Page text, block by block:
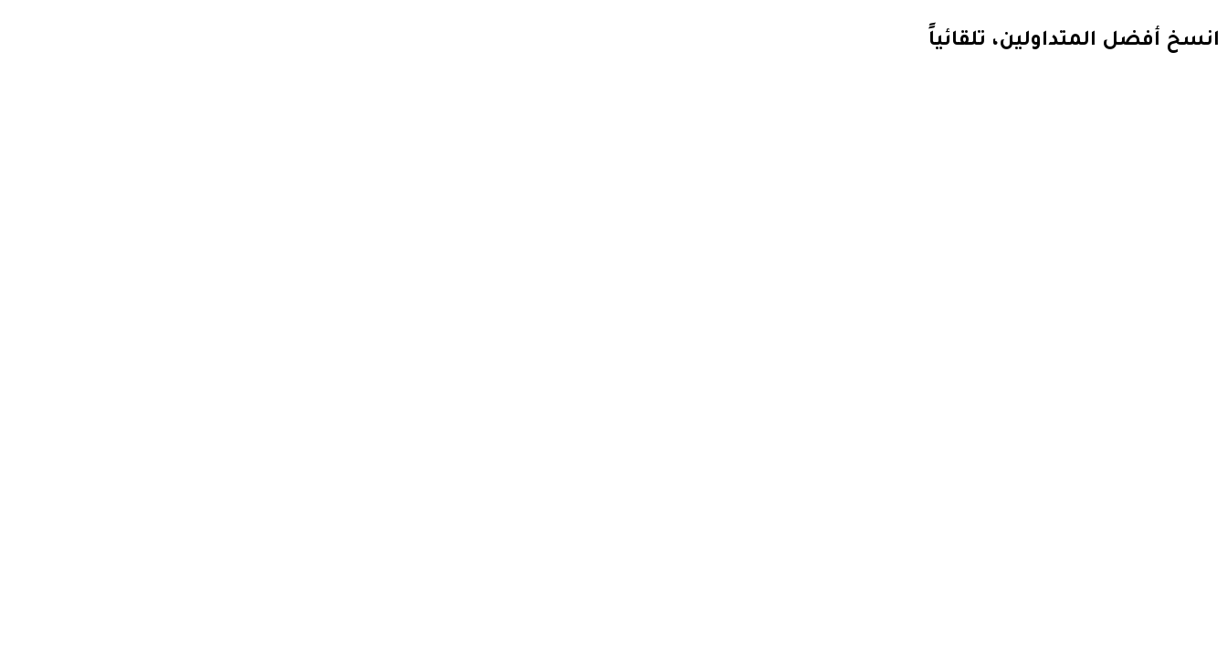
انسخ أفضل المتداولين، تلقائياً